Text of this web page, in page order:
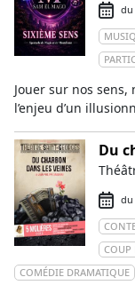
du
Jouer sur nos sens,
l’enjeu d’un
Du
du
COUP
COMÉDIE DRAMATIQUE